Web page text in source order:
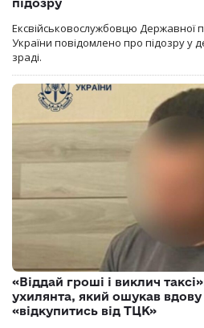
Ексвійськовослужбовцю Державної
України повідомлено про підозру у
зраді.
«Віддай гроші і виклич
ухилянта, який ошукав
«відкупитись від ТЦК»